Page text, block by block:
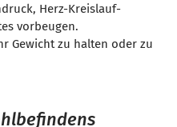
Herz-Kreislauf-
vorbeugen.
Gewicht zu halten oder zu